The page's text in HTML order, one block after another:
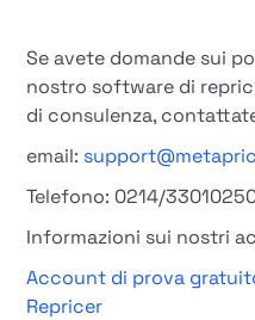
Se avete domande sui
nostro software di
di consulenza,
email:
Telefono: 0214/
Informazioni sui nostri
Account di prova
Repricer